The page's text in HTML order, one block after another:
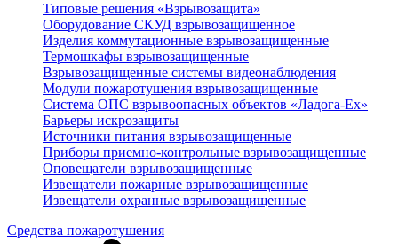
Типовые решения «Взрывозащита»
Оборудование СКУД взрывозащищенное
Изделия коммутационные взрывозащищенные
Термошкафы взрывозащищенные
Взрывозащищенные системы видеонаблюдения
Модули пожаротушения взрывозащищенные
Система ОПС взрывоопасных объектов «Ладога-Ex»
Барьеры искрозащиты
Источники питания взрывозащищенные
Приборы приемно-контрольные взрывозащищенные
Оповещатели взрывозащищенные
Извещатели пожарные взрывозащищенные
Извещатели охранные взрывозащищенные
Средства пожаротушения